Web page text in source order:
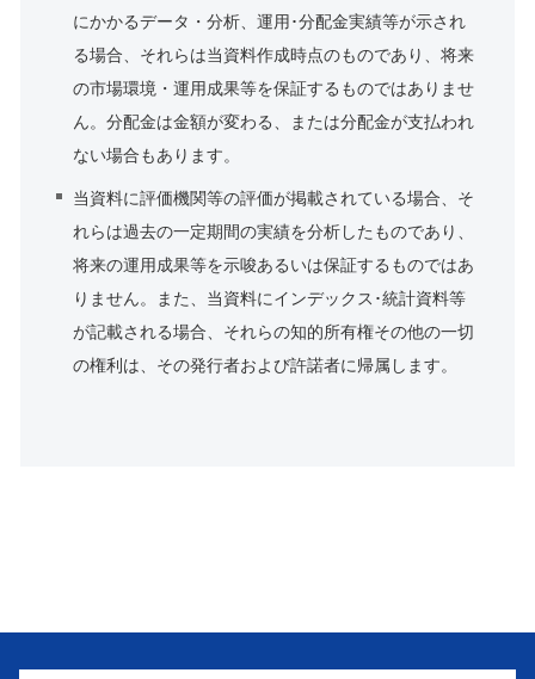
にかかるデータ・分析、運用･分配金実績等が示され
る場合、それらは当資料作成時点のものであり、将来
の市場環境・運用成果等を保証するものではありませ
ん。分配金は金額が変わる、または分配金が支払われ
ない場合もあります。
当資料に評価機関等の評価が掲載されている場合、そ
れらは過去の一定期間の実績を分析したものであり、
将来の運用成果等を示唆あるいは保証するものではあ
りません。また、当資料にインデックス･統計資料等
が記載される場合、それらの知的所有権その他の一切
の権利は、その発行者および許諾者に帰属します。